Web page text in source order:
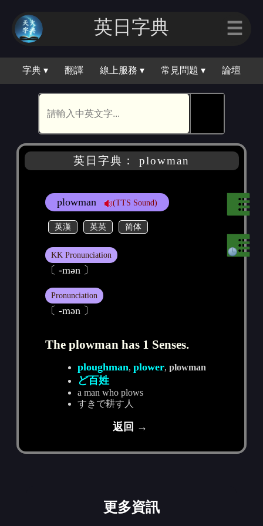
英日字典 ☰
字典 ▾ 翻譯 線上服務 ▾ 常見問題 ▾ 論壇
英日字典： plowman
plowman (TTS Sound)
英漢 英英 简体
KK Pronunciation
〔 -mәn 〕
Pronunciation
〔 -mәn 〕
The plowman has 1 Senses.
ploughman, plower, plowman
ど百姓
a man who plows
すきで耕す人
返回 →
更多資訊